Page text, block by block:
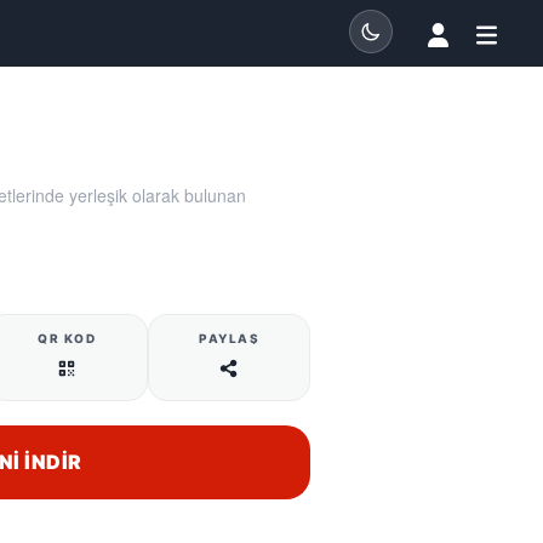
yerleşik olarak bulunan
QR KOD PAYLAŞ
İNDIR